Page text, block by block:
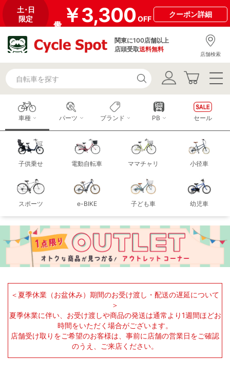
土･日
限定
￥3,300OFF
クーポン詳細
関東に100店舗以上
店頭受取送料無料
店舗検索
車種
子供乗せ 電動自転車 ママチャリ 小径車
スポーツ e-BIKE 子ども車 幼児車
パーツ ブランド PB セール
＜夏季休業（お盆休み）期間のお受け渡し・配送の遅延について
＞
夏季休業に伴い、お受け渡しや商品の発送は通常より1週間ほどお
時間をいただく場合がございます。
店舗受け取りをご希望のお客様は、事前に店舗の営業日をご確認
のうえ、ご来店ください。